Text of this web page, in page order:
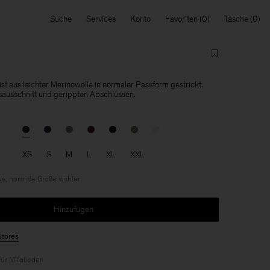
Suche Services Konto Favoriten Tasche
aus leichter Merinowolle in normaler Passform gestrickt.
und gerippten Abschlüssen.
XS S M L XL XXL
normale Größe wählen
Hinzufügen
Mitglieder.